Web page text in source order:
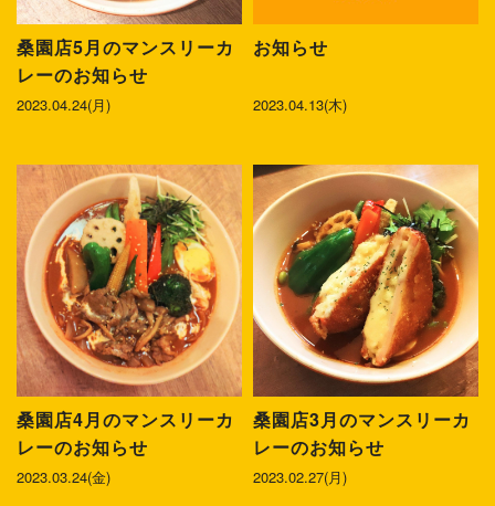
桑園店5月のマンスリーカ
レーのお知らせ
2023.04.24(月)
お知らせ
2023.04.13(木)
桑園店4月のマンスリーカ
レーのお知らせ
2023.03.24(金)
桑園店3月のマンスリーカ
レーのお知らせ
2023.02.27(月)